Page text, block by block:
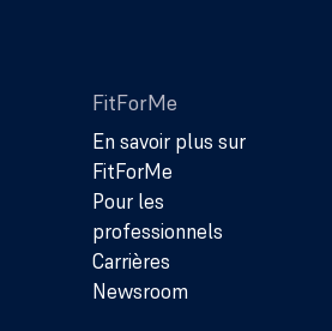
FitForMe
En savoir plus sur
FitForMe
Pour les
professionnels
Carrières
Newsroom